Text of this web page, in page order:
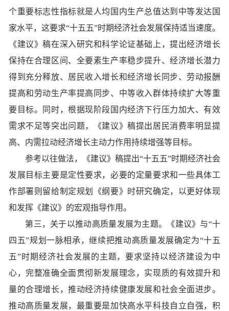
个重要标志性指标就是人均国内生产总值达到中等发达国
家水平，这要求“十五五”时期经济社会发展保持适当速度。
《建议》稿在深入研究和科学论证基础上，提出经济增长
保持在合理区间、全要素生产率稳步提升、经济增长潜力
得到充分释放、居民收入增长和经济增长同步、劳动报酬
提高和劳动生产率提高同步、中等收入群体持续扩大等重
要目标。同时，根据现阶段国内经济下行压力加大、有效
需求不足等突出问题，《建议》稿提出居民消费率明显提
高、内需拉动经济增长主动力作用持续增强等目标。
参考以往做法，《建议》稿提出“十五五”时期经济社会
发展目标主要是定性要求，必要的定量要求和一些具体工
作部署则留给制定规划《纲要》时研究确定，以更好体现
和发挥《建议》的宏观指导作用。
第三，关于以推动高质量发展为主题。《建议》与“十
四五”规划一脉相承，继续把推动高质量发展确定为“十五
五”时期经济社会发展的主题，要求坚持以经济建设为中
心，完整准确全面贯彻新发展理念，实现质的有效提升和
量的合理增长，推动经济持续健康发展和社会全面进步。
推动高质量发展，最重要是加快高水平科技自立自强，积